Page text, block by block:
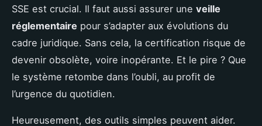
SSE est crucial. Il faut aussi assurer une veille
réglementaire pour s’adapter aux évolutions du
cadre juridique. Sans cela, la certification risque de
devenir obsolète, voire inopérante. Et le pire ? Que
le système retombe dans l’oubli, au profit de
l’urgence du quotidien.
Heureusement, des outils simples peuvent aider.